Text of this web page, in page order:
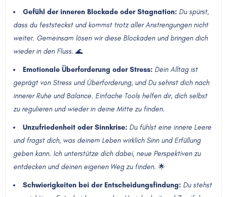
Gefühl der inneren Blockade oder Stagnation: Du spürst,
dass du feststeckst und kommst trotz aller Anstrengungen nicht
weiter. Gemeinsam lösen wir diese Blockaden und bringen dich
wieder in den Fluss. 🌊
Emotionale Überforderung oder Stress: Dein Alltag ist
geprägt von Stress und Überforderung, und Du sehnst dich nach
innerer Ruhe und Balance. Einfache Tools helfen dir, dich selbst
zu regulieren und wieder in deine Mitte zu finden.
Unzufriedenheit oder Sinnkrise: Du fühlst eine innere Leere
und fragst dich, was deinem Leben wirklich Sinn und Erfüllung
geben kann. Ich unterstütze dich dabei, neue Perspektiven zu
entdecken und deinen eigenen Weg zu finden. 🌟
Schwierigkeiten bei der Entscheidungsfindung: Du stehst